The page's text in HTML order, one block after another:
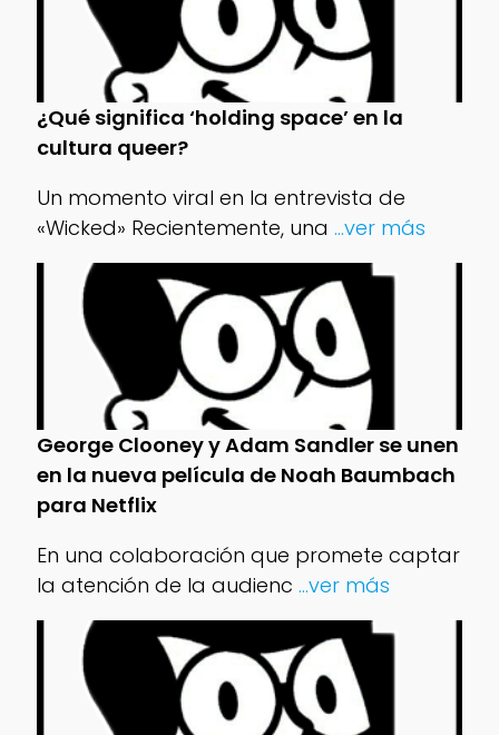
¿Qué significa ‘holding space’ en la
cultura queer?
Un momento viral en la entrevista de
«Wicked» Recientemente, una ...ver más
George Clooney y Adam Sandler se unen
en la nueva película de Noah Baumbach
para Netflix
En una colaboración que promete captar
la atención de la audienc ...ver más